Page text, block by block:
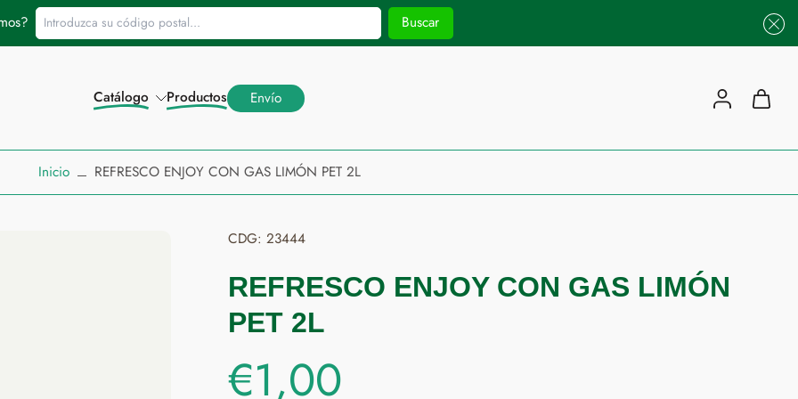
Introduzca su código postal...
Buscar
Catálogo
Productos Envío
Inicio REFRESCO ENJOY CON GAS LIMÓN PET 2L
CDG: 23444
REFRESCO ENJOY CON GAS LIMÓN
PET 2L
€1,00